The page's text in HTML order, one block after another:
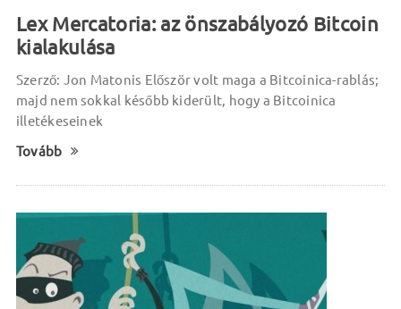
Lex Mercatoria: az önszabályozó Bitcoin
kialakulása
Szerző: Jon Matonis Először volt maga a Bitcoinica-rablás;
majd nem sokkal később kiderült, hogy a Bitcoinica
illetékeseinek
Tovább